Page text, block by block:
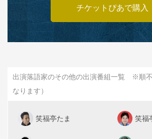
チケットぴあで購入
出演落語家のその他の出演番組一覧 ※順
なります）
笑福亭たま 笑福